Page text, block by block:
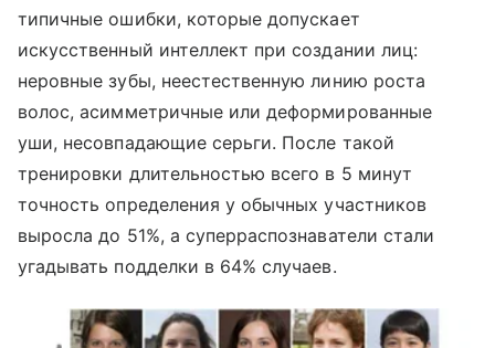
типичные ошибки, которые допускает
искусственный интеллект при создании лиц:
неровные зубы, неестественную линию роста
волос, асимметричные или деформированные
уши, несовпадающие серьги. После такой
тренировки длительностью всего в 5 минут
точность определения у обычных участников
выросла до 51%, а суперраспознаватели стали
угадывать подделки в 64% случаев.